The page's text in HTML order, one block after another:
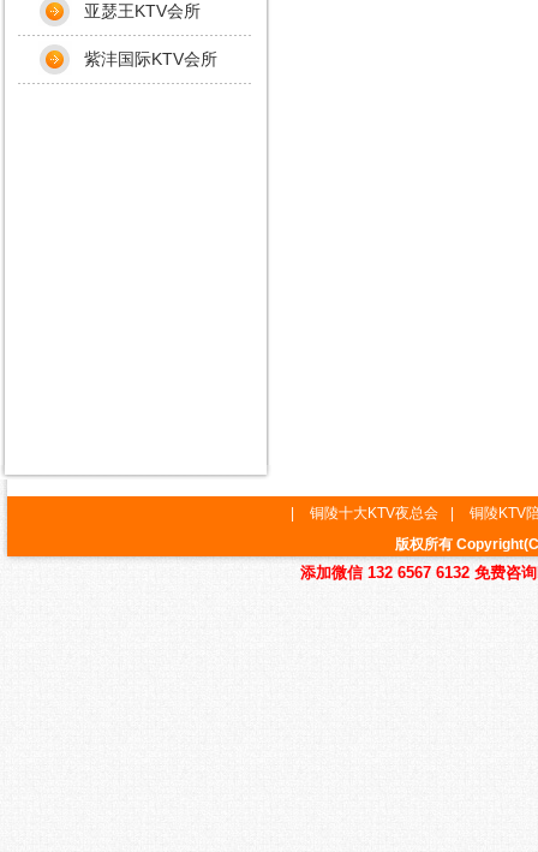
亚瑟王KTV会所
紫沣国际KTV会所
铜陵十大KTV夜总会
铜陵KTV
版权所有
添加微信 132 6567 6132 免费咨